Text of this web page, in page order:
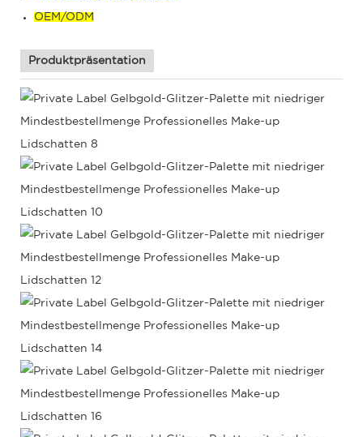
OEM/ODM
Produktpräsentation